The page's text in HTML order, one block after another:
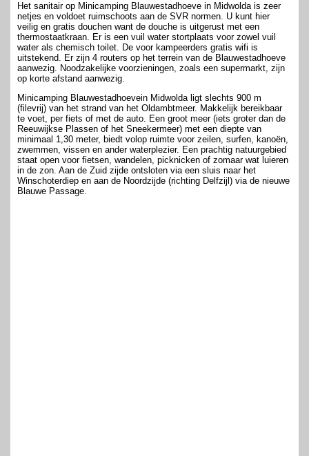
Het sanitair op Minicamping Blauwestadhoeve in Midwolda is zeer
netjes en voldoet ruimschoots aan de SVR normen. U kunt hier
veilig en gratis douchen want de douche is uitgerust met een
thermostaatkraan. Er is een vuil water stortplaats voor zowel vuil
water als chemisch toilet. De voor kampeerders gratis wifi is
uitstekend. Er zijn 4 routers op het terrein van de Blauwestadhoeve
aanwezig. Noodzakelijke voorzieningen, zoals een supermarkt, zijn
op korte afstand aanwezig.
Minicamping Blauwestadhoevein Midwolda ligt slechts 900 m
(filevrij) van het strand van het Oldambtmeer. Makkelijk bereikbaar
te voet, per fiets of met de auto. Een groot meer (iets groter dan de
Reeuwijkse Plassen of het Sneekermeer) met een diepte van
minimaal 1,30 meter, biedt volop ruimte voor zeilen, surfen, kanoën,
zwemmen, vissen en ander waterplezier. Een prachtig natuurgebied
staat open voor fietsen, wandelen, picknicken of zomaar wat luieren
in de zon. Aan de Zuid zijde ontsloten via een sluis naar het
Winschoterdiep en aan de Noordzijde (richting Delfzijl) via de nieuwe
Blauwe Passage.